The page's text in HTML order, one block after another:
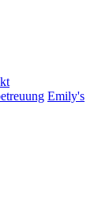
Emily's